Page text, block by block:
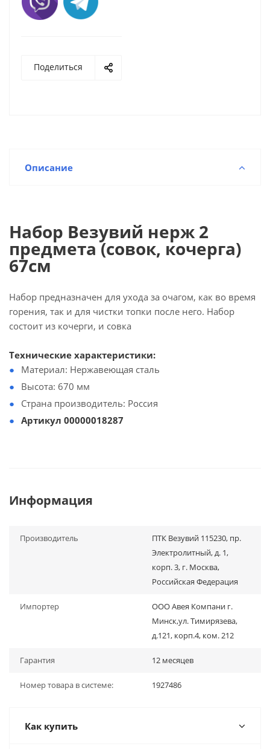
Поделиться
Описание
Набор Везувий нерж 2
предмета (совок, кочерга)
67см
Набор предназначен для ухода за очагом, как во время
горения, так и для чистки топки после него. Набор
состоит из кочерги, и совка
Технические характеристики:
Материал: Нержавеющая сталь
Высота: 670 мм
Страна производитель: Россия
Артикул 00000018287
Информация
Производитель
ПТК Везувий 115230, пр.
Электролитный, д. 1,
корп. 3, г. Москва,
Российская Федерация
Импортер
ООО Авея Компани г.
Минск,ул. Тимирязева,
д.121, корп.4, ком. 212
Гарантия 12 месяцев
Номер товара в системе: 1927486
Как купить